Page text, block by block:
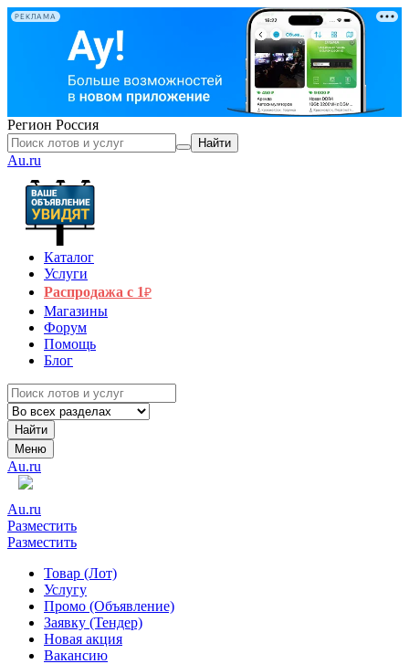
РЕКЛАМА
Регион Россия
Найти
Au.ru
Каталог
Услуги
Распродажа с 1₽
Магазины
Форум
Помощь
Блог
Найти
Меню
Au.ru
Au.ru
Разместить
Разместить
Товар (Лот)
Услугу
Промо (Объявление)
Заявку (Тендер)
Новая акция
Вакансию